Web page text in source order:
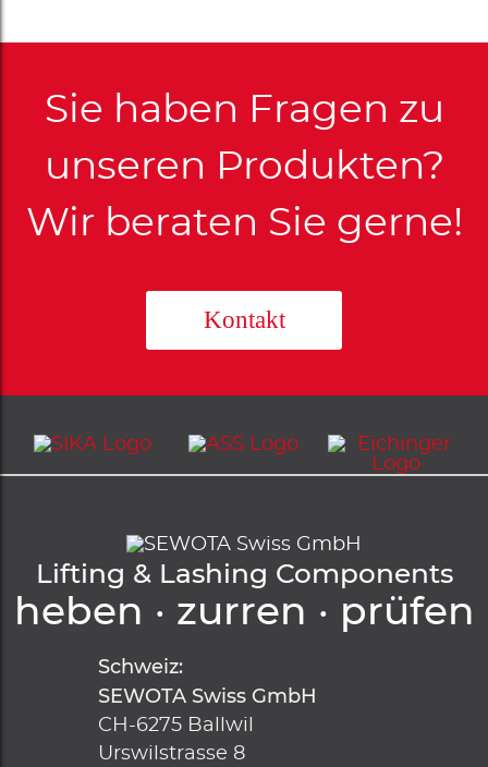
Sie haben Fragen zu
unseren Produkten?
Wir beraten Sie gerne!
Kontakt
Lifting & Lashing Components
heben · zurren · prüfen
Schweiz:
SEWOTA Swiss GmbH
CH-6275 Ballwil
Urswilstrasse 8